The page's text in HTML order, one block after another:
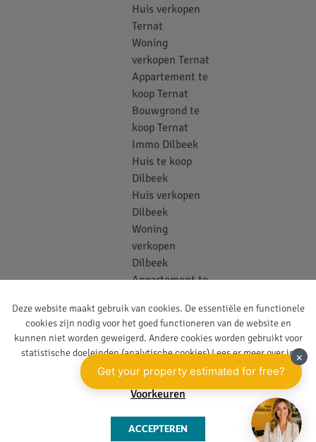
Huis verkopen
Ternat
Woning
verkopen Ternat
Appartement te
koop Ternat
Bouwgrond te
koop Ternat
Immo Dilbeek
Huis te koop
Dilbeek
Huis verkopen
Dilbeek
Woning
verkopen
Dilbeek
Appartement te
Bouwgrond te
koop Dilbeek
Vastgoedkantoor
© Immo Van
Privacy
Deze website maakt gebruik van cookies. De essentiële en functionele
cookies zijn nodig voor het goed functioneren van de website en
kunnen niet worden geweigerd. Andere cookies worden gebruikt voor
statistische doeleinden (analytische cookies) Lees er meer over in
onzeprivacy policy.
Voorkeuren
ACCEPTEREN